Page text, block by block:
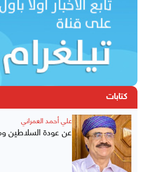
كتابات
علي أحمد العمراني
عن عودة السلاطين